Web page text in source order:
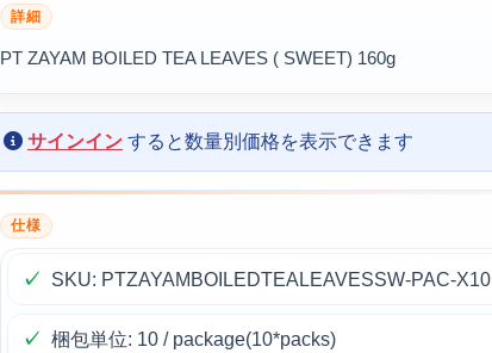
詳細
PT ZAYAM BOILED TEA LEAVES ( SWEET) 160g
サインインすると数量別価格を表示できます
仕様
SKU: PTZAYAMBOILEDTEALEAVESSW-PAC-X10
梱包単位: 10 / package(10*packs)